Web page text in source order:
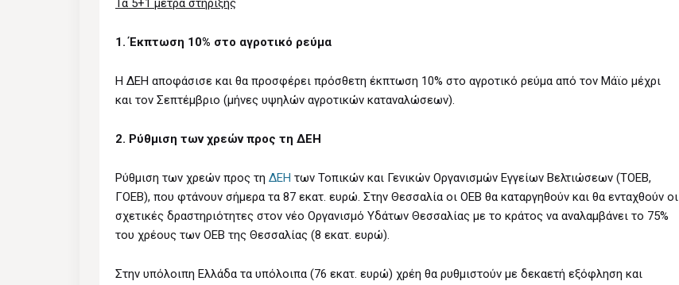
Τα 5+1 μέτρα στήριξης
1. Έκπτωση 10% στο αγροτικό ρεύμα
Η ΔΕΗ αποφάσισε και θα προσφέρει πρόσθετη έκπτωση 10% στο αγροτικό ρεύμα από τον Μάϊο μέχρι
και τον Σεπτέμβριο (μήνες υψηλών αγροτικών καταναλώσεων).
2. Ρύθμιση των χρεών προς τη ΔΕΗ
Ρύθμιση των χρεών προς τη ΔΕΗ των Τοπικών και Γενικών Οργανισμών Εγγείων Βελτιώσεων (ΤΟΕΒ,
ΓΟΕΒ), που φτάνουν σήμερα τα 87 εκατ. ευρώ. Στην Θεσσαλία οι ΟΕΒ θα καταργηθούν και θα ενταχθούν οι
σχετικές δραστηριότητες στον νέο Οργανισμό Υδάτων Θεσσαλίας με το κράτος να αναλαμβάνει το 75%
του χρέους των ΟΕΒ της Θεσσαλίας (8 εκατ. ευρώ).
Στην υπόλοιπη Ελλάδα τα υπόλοιπα (76 εκατ. ευρώ) χρέη θα ρυθμιστούν με δεκαετή εξόφληση και